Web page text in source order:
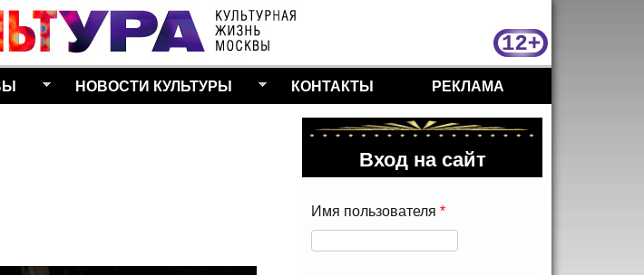
к основному
НОВОСТИ КУЛЬТУРЫ КОНТАКТЫ РЕКЛАМА
Вход на сайт
Имя пользователя *